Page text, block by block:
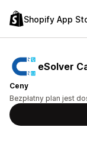
Shopify App
eSolver
Ceny
Bezpłatny plan jest